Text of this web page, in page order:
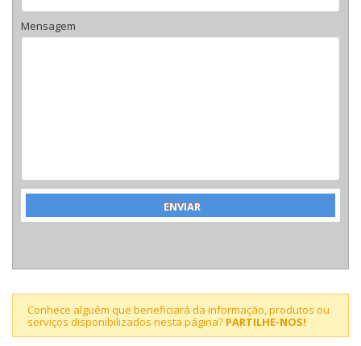
Mensagem
Conhece alguém que beneficiará da informação, produtos ou
serviços disponibilizados nesta página? PARTILHE-NOS!